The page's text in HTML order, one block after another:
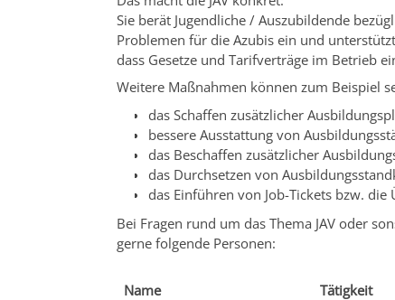
Sie berät Jugendliche / Auszubildende
Problemen für die Azubis ein und
dass Gesetze und Tarifverträge im Betrieb
Weitere Maßnahmen können zum Beispiel
das Schaffen zusätzlicher
bessere Ausstattung von
das Beschaffen zusätzlicher
das Durchsetzen von
das Einführen von Job-Tickets bzw.
Bei Fragen rund um das Thema JAV oder
gerne folgende Personen:
Name Tätigkeit